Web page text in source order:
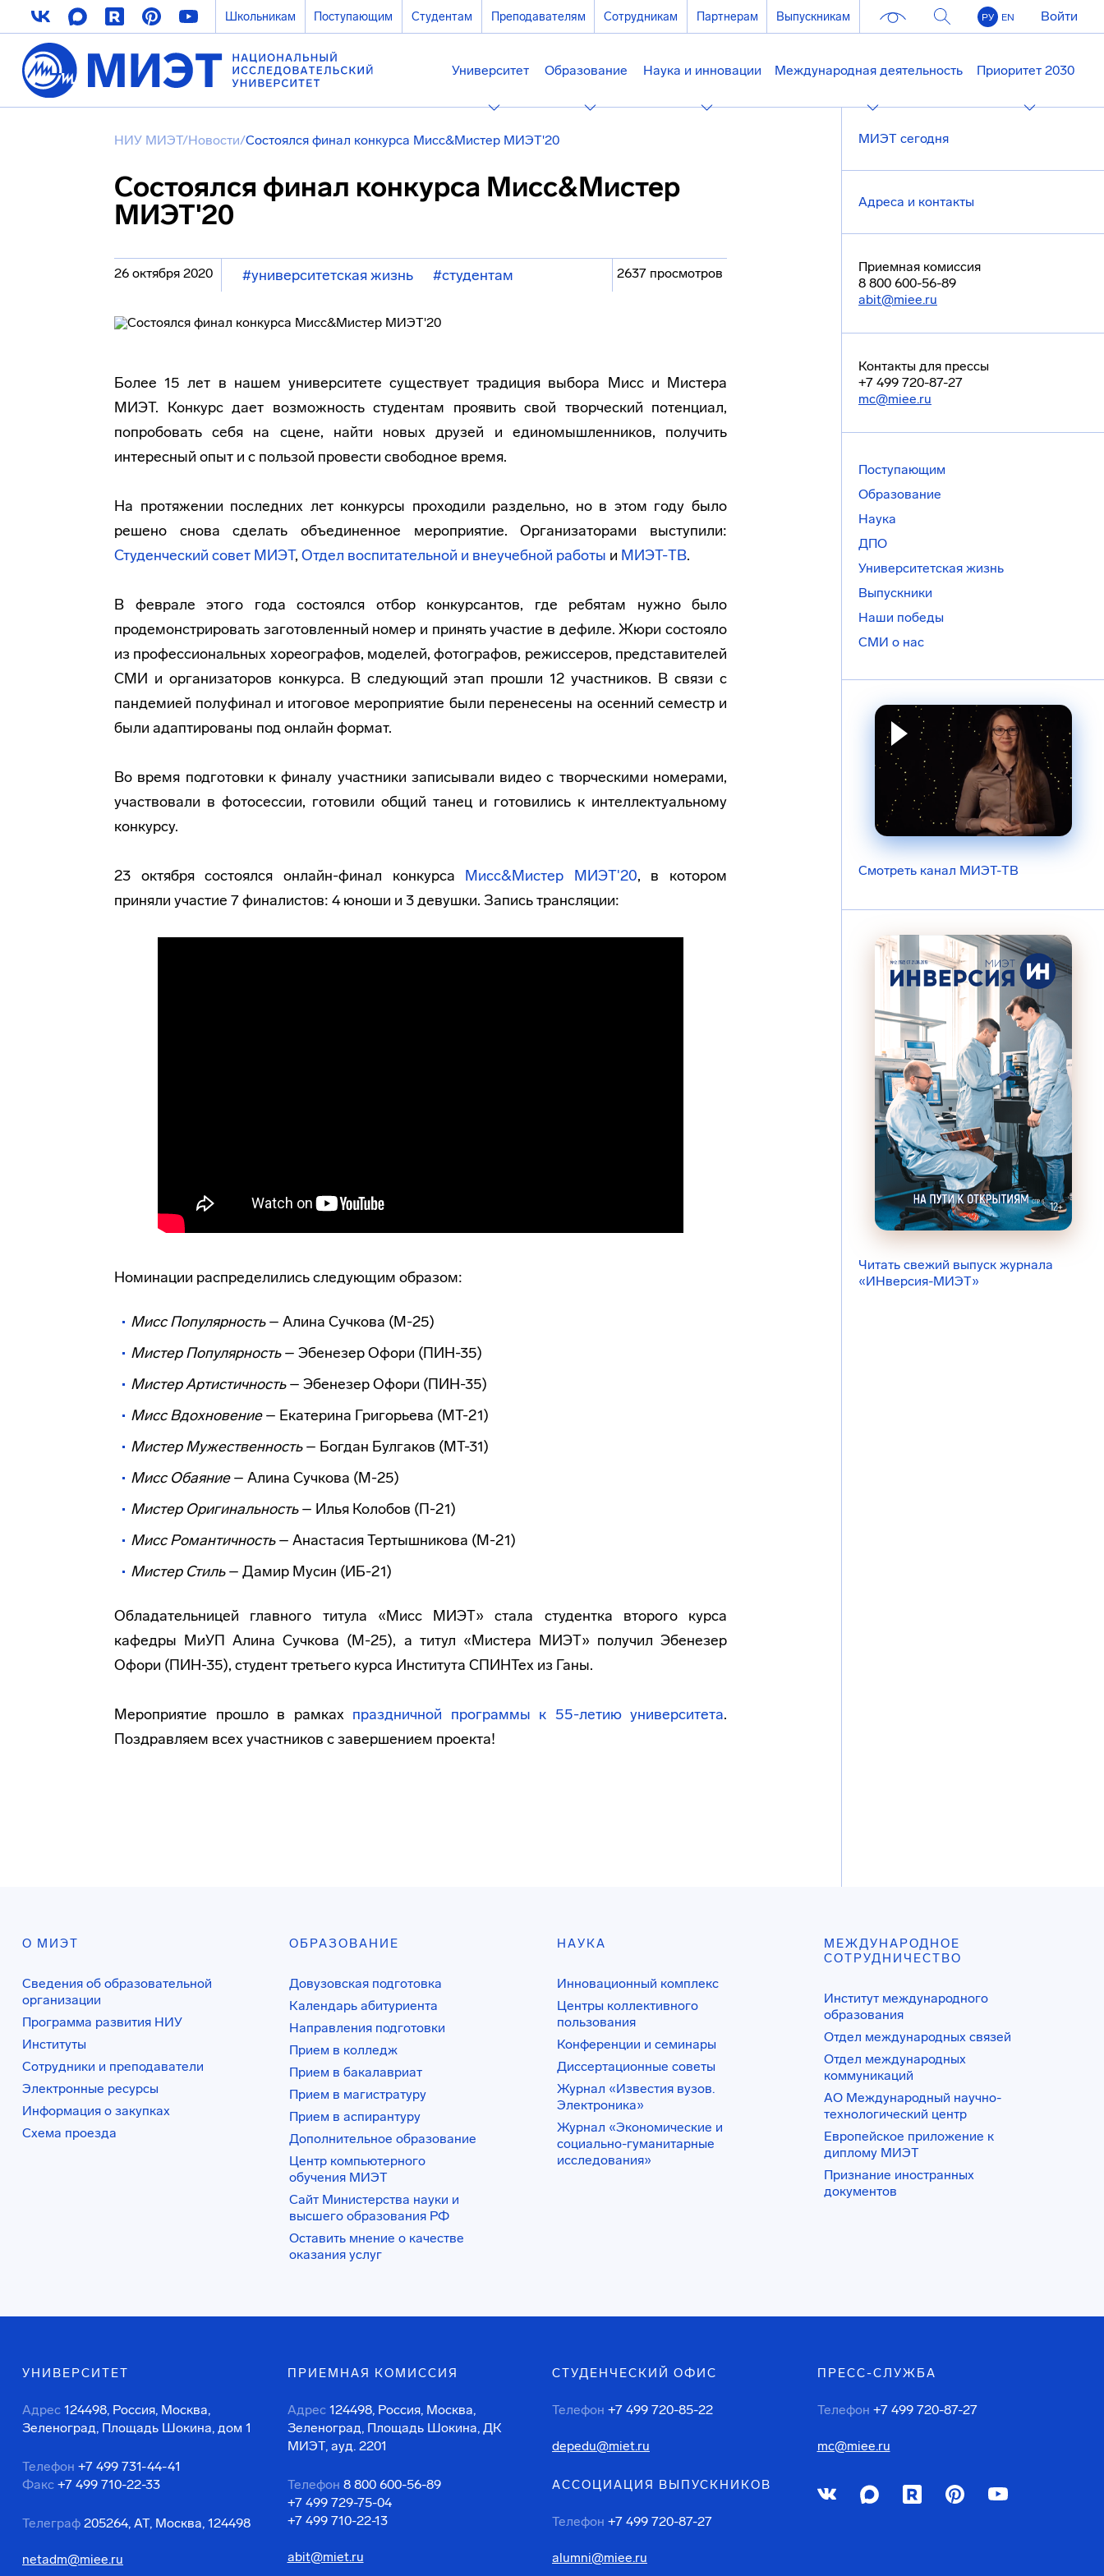
Школьникам Поступающим Студентам Преподавателям Сотрудникам Партнерам Выпускникам РУ EN Войти
Университет Образование Наука и инновации Международная деятельность Приоритет 2030
НИУ МИЭТ/Новости/Состоялся финал конкурса Мисс&Мистер МИЭТ'20
Состоялся финал конкурса Мисс&Мистер
МИЭТ'20
26 октября 2020 #университетская жизнь #студентам 2637 просмотров
Более 15 лет в нашем университете существует традиция выбора Мисс и Мистера
МИЭТ. Конкурс дает возможность студентам проявить свой творческий потенциал,
попробовать себя на сцене, найти новых друзей и единомышленников, получить
интересный опыт и с пользой провести свободное время.
На протяжении последних лет конкурсы проходили раздельно, но в этом году было
решено снова сделать объединенное мероприятие. Организаторами выступили:
Студенческий совет МИЭТ, Отдел воспитательной и внеучебной работы и МИЭТ-ТВ.
В феврале этого года состоялся отбор конкурсантов, где ребятам нужно было
продемонстрировать заготовленный номер и принять участие в дефиле. Жюри состояло
из профессиональных хореографов, моделей, фотографов, режиссеров, представителей
СМИ и организаторов конкурса. В следующий этап прошли 12 участников. В связи с
пандемией полуфинал и итоговое мероприятие были перенесены на осенний семестр и
были адаптированы под онлайн формат.
Во время подготовки к финалу участники записывали видео с творческими номерами,
участвовали в фотосессии, готовили общий танец и готовились к интеллектуальному
конкурсу.
23 октября состоялся онлайн-финал конкурса Мисс&Мистер МИЭТ'20, в котором
приняли участие 7 финалистов: 4 юноши и 3 девушки. Запись трансляции:
Номинации распределились следующим образом:
Мисс Популярность– Алина Сучкова (М-25)
Мистер Популярность– Эбенезер Офори (ПИН-35)
Мистер Артистичность– Эбенезер Офори (ПИН-35)
Мисс Вдохновение– Екатерина Григорьева (МТ-21)
Мистер Мужественность– Богдан Булгаков (МТ-31)
Мисс Обаяние– Алина Сучкова (М-25)
Мистер Оригинальность– Илья Колобов (П-21)
Мисс Романтичность– Анастасия Тертышникова (М-21)
Мистер Стиль– Дамир Мусин (ИБ-21)
Обладательницей главного титула «Мисс МИЭТ» стала студентка второго курса
кафедры МиУП Алина Сучкова (М-25), а титул «Мистера МИЭТ» получил Эбенезер
Офори (ПИН-35), студент третьего курса Института СПИНТех из Ганы.
Мероприятие прошло в рамках праздничной программы к 55-летию университета.
Поздравляем всех участников с завершением проекта!
МИЭТ сегодня
Адреса и контакты
Приемная комиссия
8 800 600-56-89
abit@miee.ru
Контакты для прессы
+7 499 720-87-27
mc@miee.ru
Поступающим
Образование
Наука
ДПО
Университетская жизнь
Выпускники
Наши победы
СМИ о нас
Смотреть канал МИЭТ-ТВ
Читать свежий выпуск журнала
«ИНверсия-МИЭТ»
О МИЭТ
Сведения об образовательной
организации
Программа развития НИУ
Институты
Сотрудники и преподаватели
Электронные ресурсы
Информация о закупках
Схема проезда
ОБРАЗОВАНИЕ
Довузовская подготовка
Календарь абитуриента
Направления подготовки
Прием в колледж
Прием в бакалавриат
Прием в магистратуру
Прием в аспирантуру
Дополнительное образование
Центр компьютерного
обучения МИЭТ
Сайт Министерства науки и
высшего образования РФ
Оставить мнение о качестве
оказания услуг
НАУКА
Инновационный комплекс
Центры коллективного
пользования
Конференции и семинары
Диссертационные советы
Журнал «Известия вузов.
Электроника»
Журнал «Экономические и
социально-гуманитарные
исследования»
МЕЖДУНАРОДНОЕ
СОТРУДНИЧЕСТВО
Институт международного
образования
Отдел международных связей
Отдел международных
коммуникаций
АО Международный научно-
технологический центр
Европейское приложение к
диплому МИЭТ
Признание иностранных
документов
УНИВЕРСИТЕТ
Адрес 124498, Россия, Москва,
Зеленоград, Площадь Шокина, дом 1
Телефон +7 499 731-44-41
Факс +7 499 710-22-33
Телеграф 205264, АТ, Москва, 124498
netadm@miee.ru
ПРИЕМНАЯ КОМИССИЯ
Адрес 124498, Россия, Москва,
Зеленоград, Площадь Шокина, ДК
МИЭТ, ауд. 2201
Телефон 8 800 600-56-89
+7 499 729-75-04
+7 499 710-22-13
abit@miet.ru
СТУДЕНЧЕСКИЙ ОФИС
Телефон +7 499 720-85-22
depedu@miet.ru
АССОЦИАЦИЯ ВЫПУСКНИКОВ
Телефон +7 499 720-87-27
alumni@miee.ru
ПРЕСС-СЛУЖБА
Телефон +7 499 720-87-27
mc@miee.ru